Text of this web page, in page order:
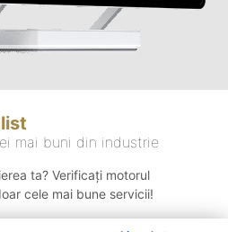
mai buni din industrie
ta? Verificați motorul
cele mai bune servicii!